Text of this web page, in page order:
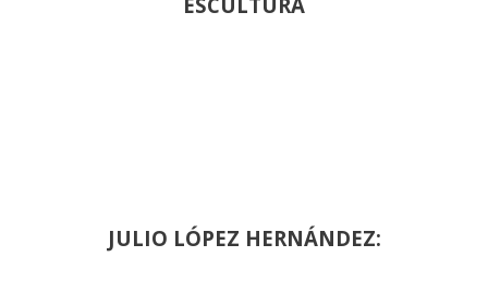
JULIO LÓPEZ HERNÁNDEZ: